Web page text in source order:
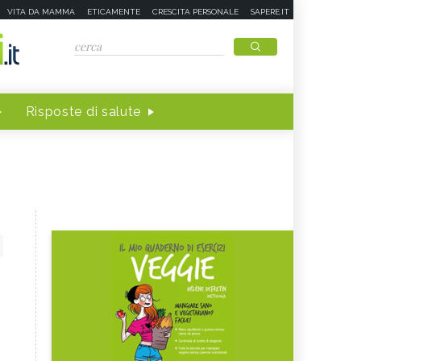
VITA DA MAMMA ETICAMENTE CRESCITA PERSONALE SAPERE.IT
Risposte di salute